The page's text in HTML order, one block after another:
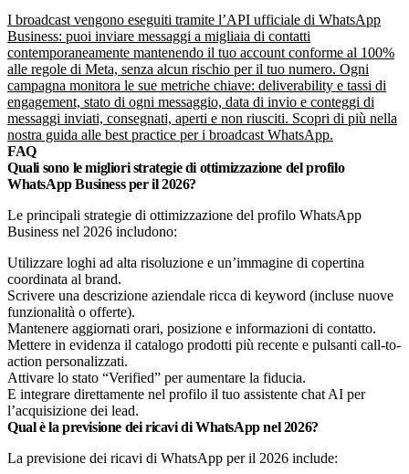
I broadcast vengono eseguiti tramite l’API ufficiale di WhatsApp
Business: puoi inviare messaggi a migliaia di contatti
contemporaneamente mantenendo il tuo account conforme al 100%
alle regole di Meta, senza alcun rischio per il tuo numero. Ogni
campagna monitora le sue metriche chiave: deliverability e tassi di
engagement, stato di ogni messaggio, data di invio e conteggi di
messaggi inviati, consegnati, aperti e non riusciti. Scopri di più nella
nostra guida alle best practice per i broadcast WhatsApp.
FAQ
Quali sono le migliori strategie di ottimizzazione del profilo
WhatsApp Business per il 2026?
Le principali strategie di ottimizzazione del profilo WhatsApp
Business nel 2026 includono:
Utilizzare loghi ad alta risoluzione e un’immagine di copertina
coordinata al brand.
Scrivere una descrizione aziendale ricca di keyword (incluse nuove
funzionalità o offerte).
Mantenere aggiornati orari, posizione e informazioni di contatto.
Mettere in evidenza il catalogo prodotti più recente e pulsanti call-to-
action personalizzati.
Attivare lo stato “Verified” per aumentare la fiducia.
E integrare direttamente nel profilo il tuo assistente chat AI per
l’acquisizione dei lead.
Qual è la previsione dei ricavi di WhatsApp nel 2026?
La previsione dei ricavi di WhatsApp per il 2026 include: